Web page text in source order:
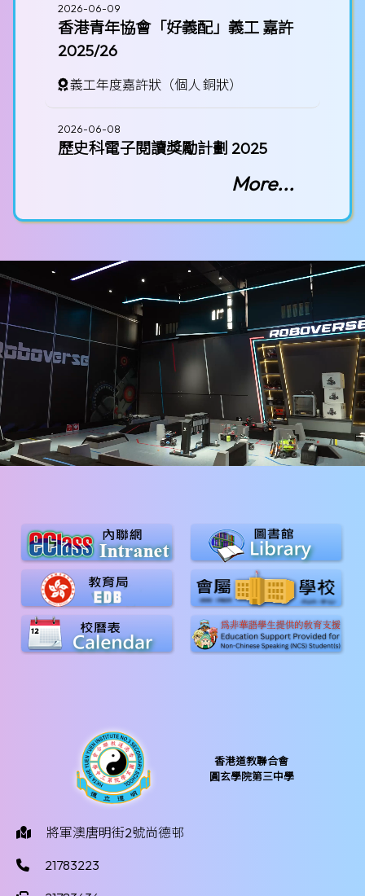
2026-06-09
香港青年協會「好義配」義工 嘉許
2025/26
義工年度嘉許狀（個人 銅狀）
2026-06-08
歷史科電子閱讀獎勵計劃 2025
優異獎
2026-06-08
2026香工盃全港中小學雜耍比賽
中學組團體表演賽冠軍
中學組團體表演賽最佳舞台風格獎
2026-06-08
2026 家居中心足球錦標賽
殿軍
More...
香港道教聯合會
圓玄學院第三中學
將軍澳唐明街2號尚德邨
21783223